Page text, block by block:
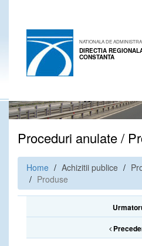
NATIONALA DE
DIRECTIA
CONSTANTA
Proceduri anulate /
Home Achizitii publice
Produse